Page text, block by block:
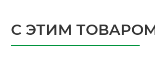
С ЭТИМ